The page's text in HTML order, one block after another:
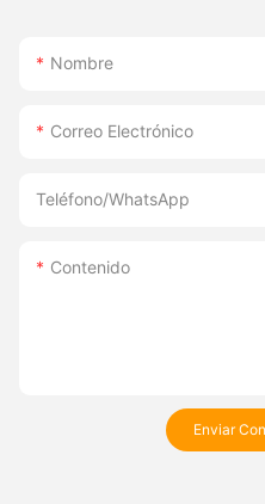
Nombre
Correo Electrónico
Teléfono/WhatsApp
Contenido
Enviar